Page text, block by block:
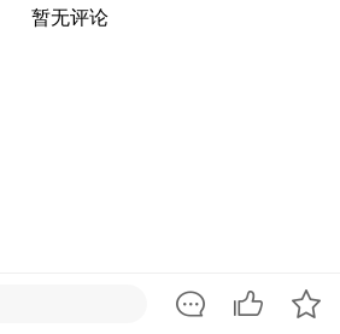
暂无评论